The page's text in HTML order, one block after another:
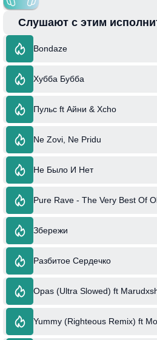
Слушают с этим
Bondaze
Хубба Бубба
Пульс ft Айни & Xcho
Ne Zovi, Ne Pridu
Не Было И Нет
Pure Rave - The Very Best Of
Збережи
Разбитое Сердечко
Opas (Ultra Slowed) ft
Yummy (Righteous Remix) ft